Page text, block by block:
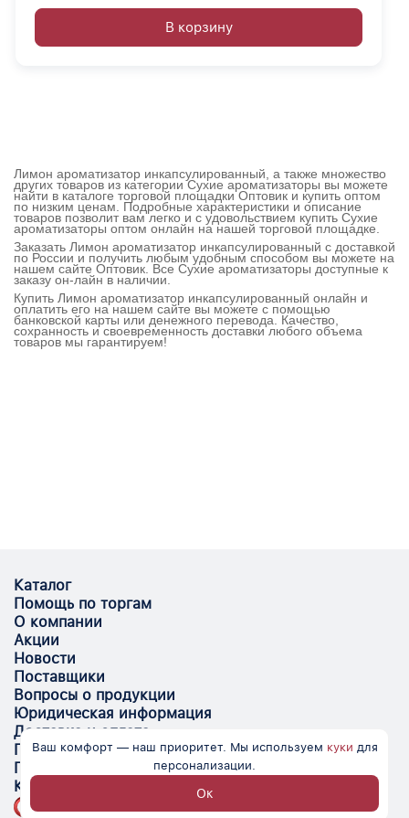
В корзину
Лимон ароматизатор инкапсулированный, а также множество
других товаров из категории Сухие ароматизаторы вы можете
найти в каталоге торговой площадки Оптовик и купить оптом
по низким ценам. Подробные характеристики и описание
товаров позволит вам легко и с удовольствием купить Сухие
ароматизаторы оптом онлайн на нашей торговой площадке.
Заказать Лимон ароматизатор инкапсулированный с доставкой
по России и получить любым удобным способом вы можете на
нашем сайте Оптовик. Все Сухие ароматизаторы доступные к
заказу он-лайн в наличии.
Купить Лимон ароматизатор инкапсулированный онлайн и
оплатить его на нашем сайте вы можете с помощью
банковской карты или денежного перевода. Качество,
сохранность и своевременность доставки любого объема
товаров мы гарантируем!
Каталог
Помощь по торгам
О компании
Акции
Новости
Поставщики
Вопросы о продукции
Юридическая информация
Доставка и оплата
Поставщикам
Помощь
Контакты
Ваш комфорт — наш приоритет. Мы используем куки для
персонализации.
Ок